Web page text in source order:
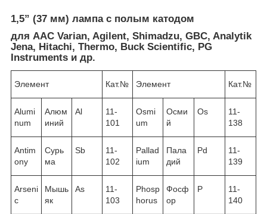
1,5” (37 мм) лампа с полым катодом
для ААС Varian, Agilent, Shimadzu, GBC, Analytik
Jena, Hitachi, Thermo, Buck Scientific, PG
Instruments и др.
Элемент Кат.№ Элемент Кат.№
Alumi
num
Алюм
иний
Al
11-
101
Osmi
um
Осми
й
Os
11-
138
Antim
ony
Сурь
ма
Sb
11-
102
Pallad
ium
Пала
дий
Pd
11-
139
Arseni
c
Мышь
як
As
11-
103
Phosp
horus
Фосф
ор
P
11-
140